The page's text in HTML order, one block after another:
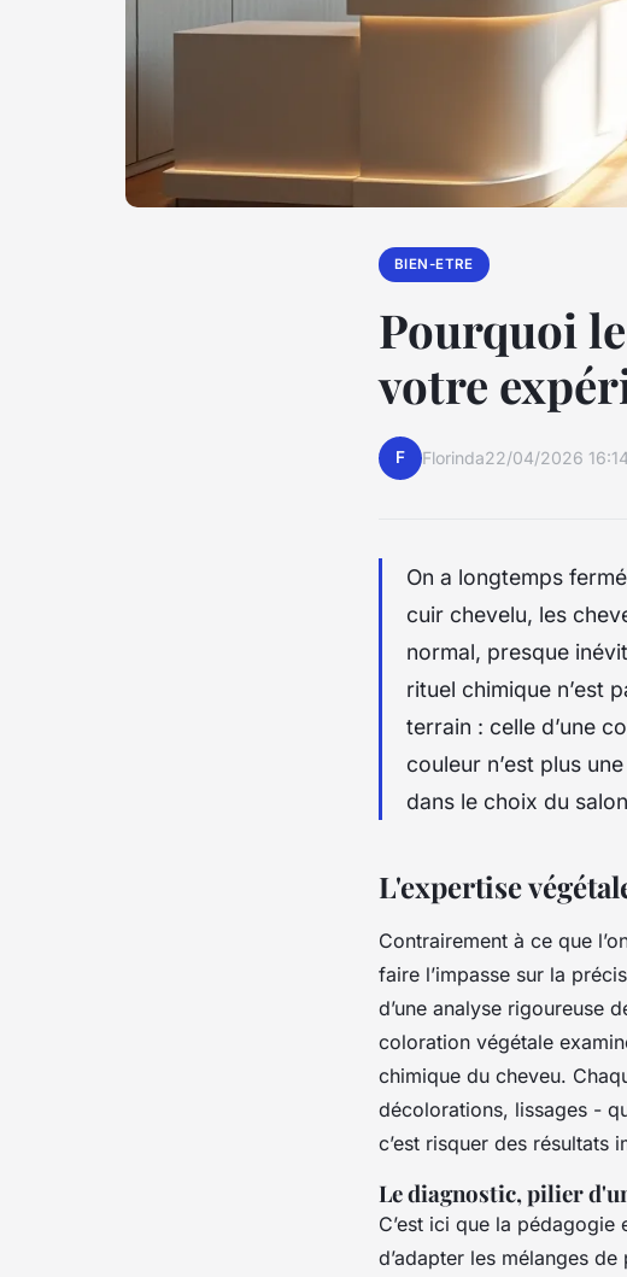
BIEN-ETRE
Pourquoi
votre
F Florinda22/04/2026 16:14
On a longtemps
cuir chevelu, les
normal, presque
rituel chimique n’est
terrain : celle d’une
couleur n’est plus
dans le choix du
L'expertise
Contrairement à ce que
faire l’impasse sur la
d’une analyse rigoureuse
coloration végétale
chimique du cheveu.
décolorations, lissages -
c’est risquer des résultats
Le diagnostic, pilier
C’est ici que la
d’adapter les mélanges